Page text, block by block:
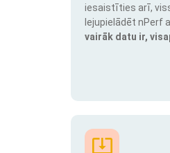
iesaistīties arī,
lejupielādēt nPerf
vairāk datu ir,